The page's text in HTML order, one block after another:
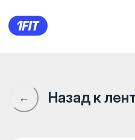
Alta pole
← Назад к